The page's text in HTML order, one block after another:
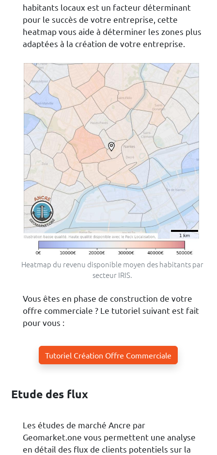
habitants locaux est un facteur déterminant
pour le succès de votre entreprise, cette
heatmap vous aide à déterminer les zones plus
adaptées à la création de votre entreprise.
Heatmap du revenu disponible moyen des habitants par
secteur IRIS.
Vous êtes en phase de construction de votre
offre commerciale ? Le tutoriel suivant est fait
pour vous :
Tutoriel Création Offre Commerciale
Etude des flux
Les études de marché Ancre par
Geomarket.one vous permettent une analyse
en détail des flux de clients potentiels sur la